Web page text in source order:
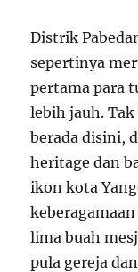
Distrik
sepertinya
pertama para
lebih jauh.
berada disini,
heritage dan
ikon kota
lima buah
pula gereja